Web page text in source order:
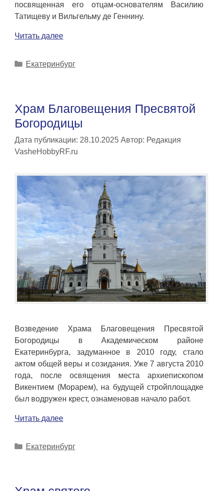
посвященная его отцам-основателям Василию
Татищеву и Вильгельму де Геннину.
Читать далее
Рубрики
Екатеринбург
Храм Благовещения Пресвятой
Богородицы
Дата публикации: 28.10.2025 Автор: Редакция
VasheHobbyRF.ru
Возведение Храма Благовещения Пресвятой
Богородицы в Академическом районе
Екатеринбурга, задуманное в 2010 году, стало
актом общей веры и созидания. Уже 7 августа 2010
года, после освящения места архиепископом
Викентием (Морарем), на будущей стройплощадке
был водружен крест, ознаменовав начало работ.
Читать далее
Рубрики
Екатеринбург